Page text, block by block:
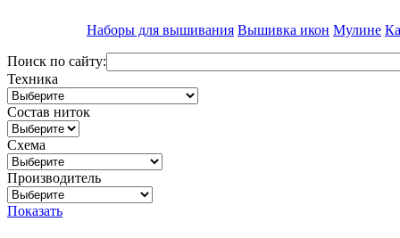
Наборы для вышивания Вышивка икон Мулине
Поиск по сайту:
Техника
Состав ниток
Схема
Производитель
Показать